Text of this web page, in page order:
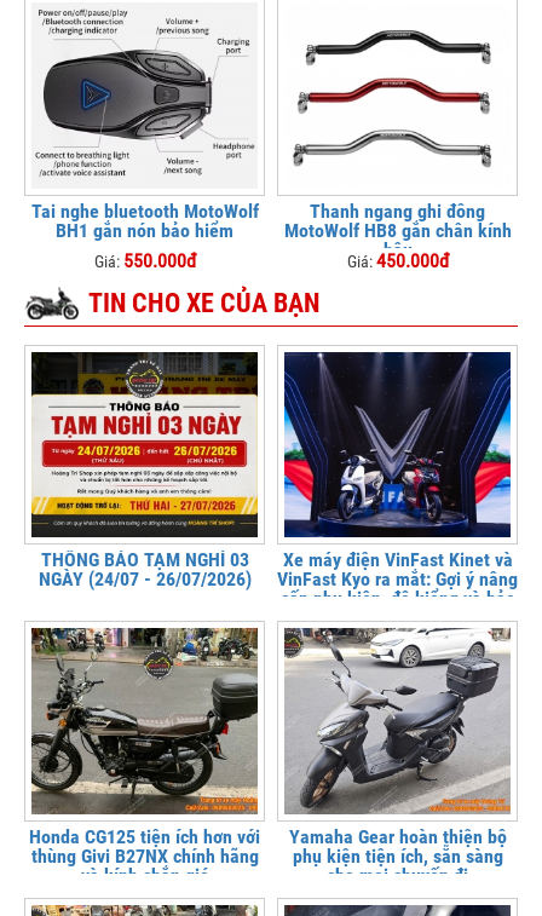
Tai nghe bluetooth MotoWolf
BH1 gắn nón bảo hiểm
Giá: 550.000đ
Thanh ngang ghi đông
MotoWolf HB8 gắn chân kính
hậu
Giá:450.000đ
TIN CHO XE CỦA BẠN
THÔNG BÁO TẠM NGHỈ 03
NGÀY (24/07 - 26/07/2026)
Xe máy điện VinFast Kinet và
VinFast Kyo ra mắt: Gợi ý nâng
cấp phụ kiện, độ kiểng và bảo
vệ xe tại
Honda CG125 tiện ích hơn với
thùng Givi B27NX chính hãng
và kính chắn gió
Yamaha Gear hoàn thiện bộ
phụ kiện tiện ích, sẵn sàng
cho mọi chuyến đi